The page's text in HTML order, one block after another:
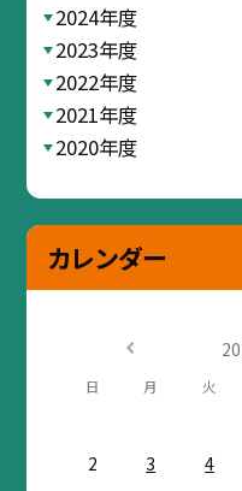
2024年度
2023年度
2022年度
2021年度
2020年度
カレンダー
日 月 火
2
3 4